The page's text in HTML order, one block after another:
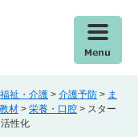
祉・介護 > 介護予防 > ま
材 > 栄養・口腔 > スター
性化